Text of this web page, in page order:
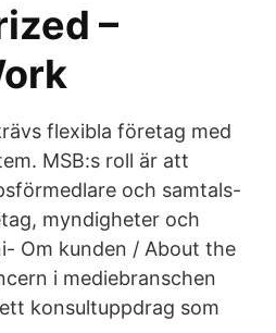
–
flexibla företag med
MSB:s roll är att
och samtals-
myndigheter och
Om kunden / About the
i mediebranschen
konsultuppdrag som